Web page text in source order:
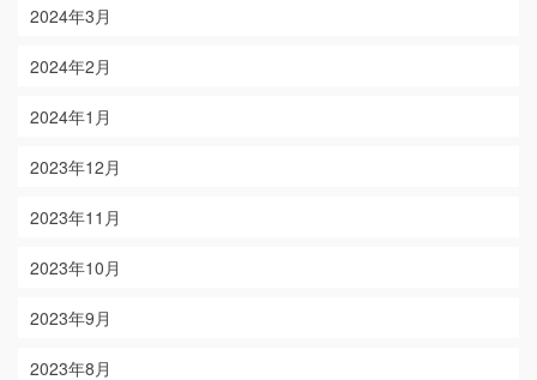
2024年3月
2024年2月
2024年1月
2023年12月
2023年11月
2023年10月
2023年9月
2023年8月